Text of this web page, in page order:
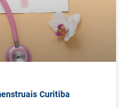
Curitiba